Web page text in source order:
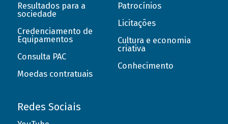
Resultados para a
sociedade
Credenciamento de
Equipamentos
Consulta PAC
Moedas contratuais
Patrocínios
Licitações
Cultura e economia
criativa
Conhecimento
Redes Sociais